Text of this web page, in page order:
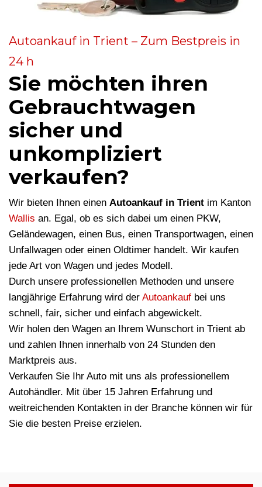
Autoankauf in Trient – Zum Bestpreis in
24 h
Sie möchten ihren
Gebrauchtwagen
sicher und
unkompliziert
verkaufen?
Wir bieten Ihnen einen Autoankauf in Trient im Kanton
Wallis an. Egal, ob es sich dabei um einen PKW,
Geländewagen, einen Bus, einen Transportwagen, einen
Unfallwagen oder einen Oldtimer handelt. Wir kaufen
jede Art von Wagen und jedes Modell.
Durch unsere professionellen Methoden und unsere
langjährige Erfahrung wird der Autoankauf bei uns
schnell, fair, sicher und einfach abgewickelt.
Wir holen den Wagen an Ihrem Wunschort in Trient ab
und zahlen Ihnen innerhalb von 24 Stunden den
Marktpreis aus.
Verkaufen Sie Ihr Auto mit uns als professionellem
Autohändler. Mit über 15 Jahren Erfahrung und
weitreichenden Kontakten in der Branche können wir für
Sie die besten Preise erzielen.